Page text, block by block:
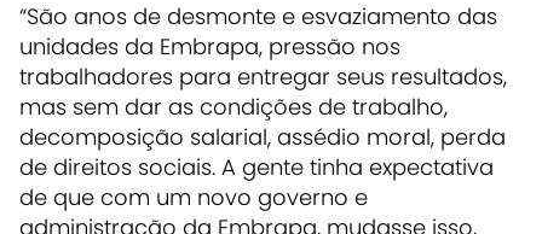
“São anos de desmonte e esvaziamento das
unidades da Embrapa, pressão nos
trabalhadores para entregar seus resultados,
mas sem dar as condições de trabalho,
decomposição salarial, assédio moral, perda
de direitos sociais. A gente tinha expectativa
de que com um novo governo e
administração da Embrapa, mudasse isso,